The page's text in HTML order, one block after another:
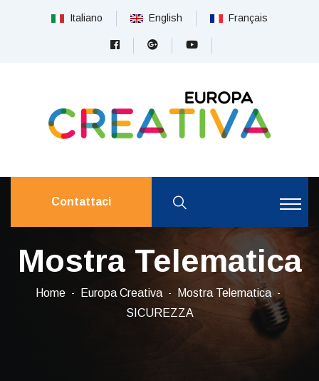
Italiano English Français
Contattaci
Mostra Telematica
Home Europa Creativa
Mostra Telematica
SICUREZZA